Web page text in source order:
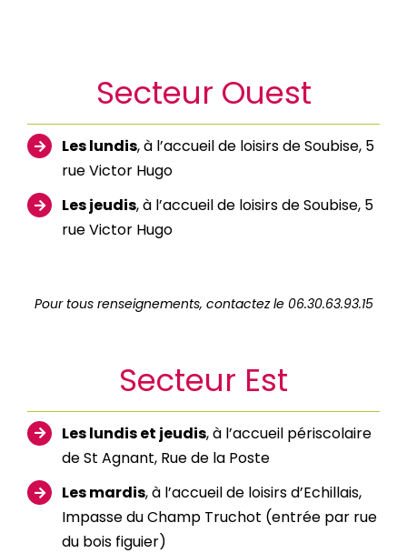
Secteur Ouest
Les lundis, à l’accueil de loisirs de Soubise, 5
rue Victor Hugo
Les jeudis, à l’accueil de loisirs de Soubise, 5
rue Victor Hugo
Pour tous renseignements, contactez le 06.30.63.93.15
Secteur Est
Les lundis et jeudis, à l’accueil périscolaire
de St Agnant, Rue de la Poste
Les mardis, à l’accueil de loisirs d’Echillais,
Impasse du Champ Truchot (entrée par rue
du bois figuier)